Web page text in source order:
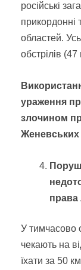
російські
прикордонні
областей.
обстрілів (47
ураження
злочином
Женевських
У тимчасово
чекають на
їхати за 50